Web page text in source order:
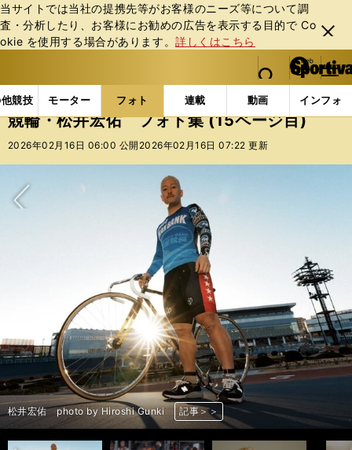
当サイトでは当社の提携先等がお客様のニーズ等について調
査・分析したり、お客様にお勧めの広告を表⽰する⽬的で Co
okie を使⽤する場合があります。詳しくはこちら
閉じ
る
web Sportiva (webスポルティーバ)
検索
マイペ
ー
ジ
メニュ
競技 モーター フォト 連載 動画 インフォ
b
ス
ポ
ル
ー
バ
フォトギャラリー コラムフォト 競輪・松井宏佑
競輪・松井宏佑 フォト集 (15ページ目)
2026年02月16日 06:00 公開 2026年02月16日 07:22 更新
松井宏佑 photo by Hiroshi Gunki 記事＞＞
松井宏佑 photo by Hiroshi Gunki 記事＞＞
松井宏佑 父の祈願の書（本人提供） 記事＞＞
松井宏佑 photo by Manabu Takahashi 記事＞＞
松井宏佑 photo by Hiroshi Gunki 記事＞＞
松井宏佑 photo by Manabu Takahashi 記事＞＞
松井宏佑 photo by Manabu Takahashi 記事＞＞
松井宏佑 photo by Hiroshi Gunki 記事＞＞
松井宏佑 photo by Manabu Takahashi 記事＞＞
松井宏佑 photo by Hiroshi Gunki 記事＞＞
松井宏佑 photo by Hiroshi Gunki 記事＞＞
松井宏佑 photo by Hiroshi Gunki 記事＞＞
松井宏佑 photo by Manabu Takahashi 記事＞＞
松井宏佑 photo by Hiroshi Gunki 記事＞＞
松井宏佑 photo by Hiroshi Gunki 記事＞＞
松井宏佑 photo by Manabu Takahashi 記事＞＞
前へ